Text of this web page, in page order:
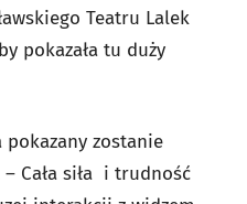
Teatru Lalek
pokazała tu duży
pokazany zostanie
– Cała siła i trudność